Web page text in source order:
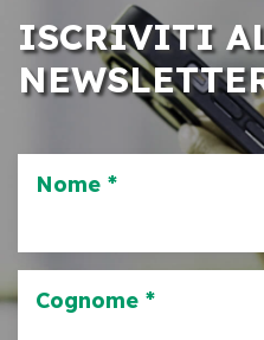
ISCRIVITI
Nome *
Cognome *